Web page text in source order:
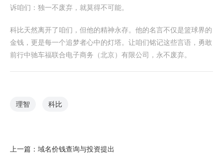
诉咱们：独一不废弃，就莫得不可能。
科比天然离开了咱们，但他的精神永存。他的名言不仅是篮球界的
金钱，更是每一个追梦者心中的灯塔。让咱们铭记这些言语，勇敢
前行中驰车福联合电子商务（北京）有限公司，永不废弃。
理智 科比
上一篇： 域名价钱查询与投资提出